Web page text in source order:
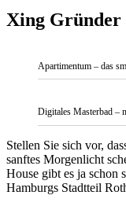
Xing Gründer
Apartimentum – das
Digitales Masterbad –
Stellen Sie sich vor,
sanftes Morgenlicht
House gibt es ja schon
Hamburgs Stadtteil